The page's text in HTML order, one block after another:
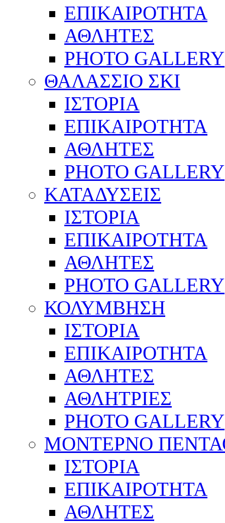
ΕΠΙΚΑΙΡΟΤΗΤΑ
ΑΘΛΗΤΕΣ
PHOTO GALLERY
ΘΑΛΑΣΣΙΟ ΣΚΙ
ΙΣΤΟΡΙΑ
ΕΠΙΚΑΙΡΟΤΗΤΑ
ΑΘΛΗΤΕΣ
PHOTO GALLERY
ΚΑΤΑΔΥΣΕΙΣ
ΙΣΤΟΡΙΑ
ΕΠΙΚΑΙΡΟΤΗΤΑ
ΑΘΛΗΤΕΣ
PHOTO GALLERY
ΚΟΛΥΜΒΗΣΗ
ΙΣΤΟΡΙΑ
ΕΠΙΚΑΙΡΟΤΗΤΑ
ΑΘΛΗΤΕΣ
ΑΘΛΗΤΡΙΕΣ
PHOTO GALLERY
ΜΟΝΤΕΡΝΟ
ΙΣΤΟΡΙΑ
ΕΠΙΚΑΙΡΟΤΗΤΑ
ΑΘΛΗΤΕΣ